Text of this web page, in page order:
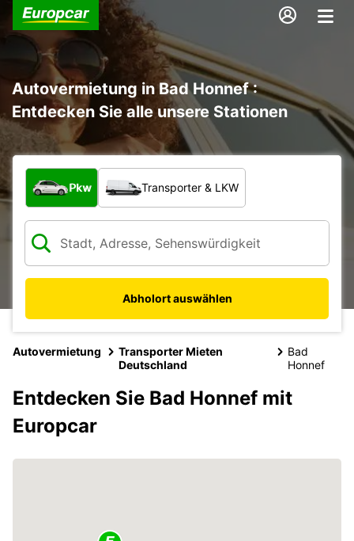
Autovermietung in Bad Honnef :
Entdecken Sie alle unsere Stationen
Welche Art von Fahrzeug?
Pkw Transporter & LKW
Abholort auswählen
Autovermietung
Transporter Mieten
Deutschland
Bad
Honnef
Entdecken Sie Bad Honnef mit
Europcar